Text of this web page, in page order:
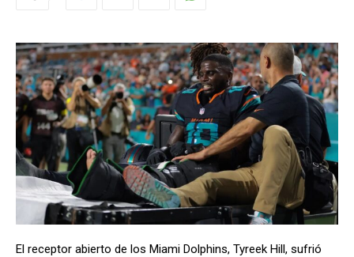
El receptor abierto de los Miami Dolphins, Tyreek Hill, sufrió